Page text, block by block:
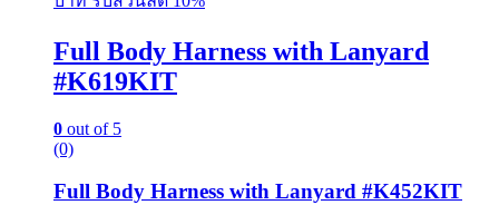
Full Body Harness with Lanyard
#K619KIT
0 out of 5
(0)
Full Body Harness with Lanyard #K452KIT